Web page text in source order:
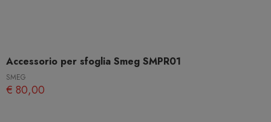
Accessorio per sfoglia Smeg SMPR01
SMEG
€ 80,00